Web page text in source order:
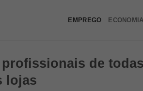
EMPREGO ECONOMIA
de
lojas